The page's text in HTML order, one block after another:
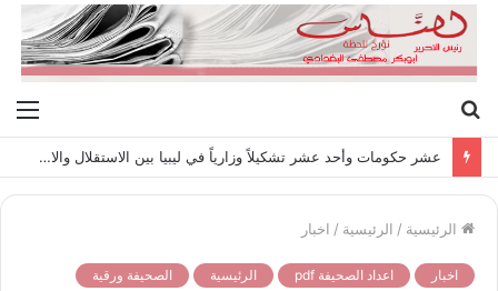
عن
مشروع قانون حماية الطفل على طاولة وزارة الشؤون الاجتماعية واللجنة العليا للطفولة
الرئيسية / الرئيسية / اخبار
اخبار اعداد الصحيفة pdf الرئيسية الصحيفة ورقية